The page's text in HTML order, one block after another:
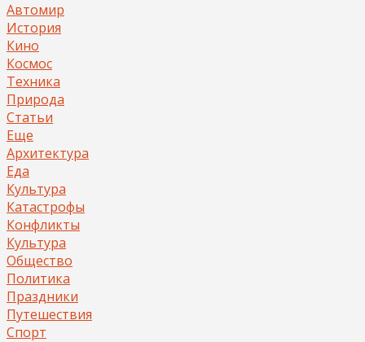
Автомир
История
Кино
Космос
Техника
Природа
Статьи
Еще
Архитектура
Еда
Культура
Катастрофы
Конфликты
Культура
Общество
Политика
Праздники
Путешествия
Спорт